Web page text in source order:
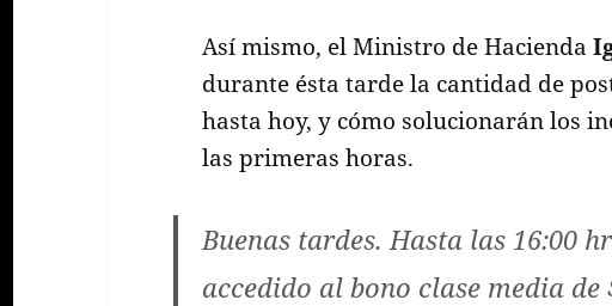
Así mismo, el Ministro de Hacienda
durante ésta tarde la cantidad de
hasta hoy, y cómo solucionarán los
las primeras horas.
Buenas tardes. Hasta las 16:00
accedido al bono clase media de